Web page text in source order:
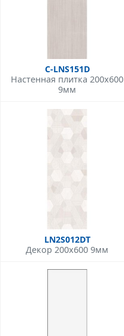
C-LNS151D
Настенная плитка 200x600
9мм
LN2S012DT
Декор 200x600 9мм